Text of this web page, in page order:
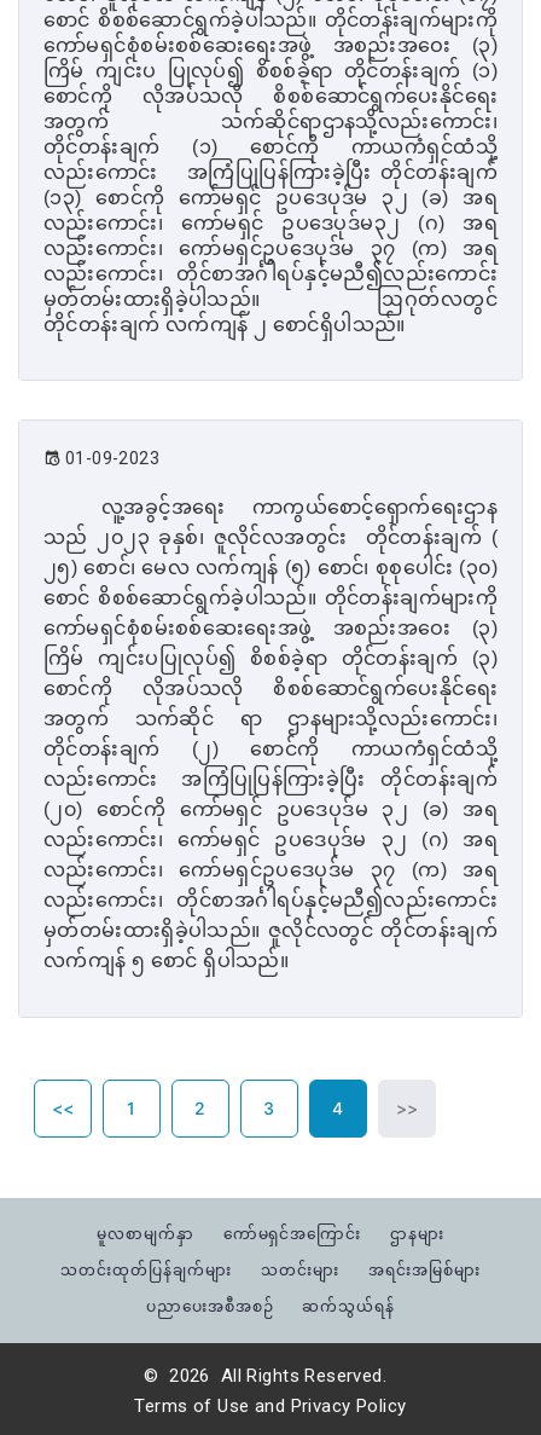
စောင် စိစစ်ဆောင်ရွက်ခဲ့ပါသည်။ တိုင်တန်းချက်များကို
ကော်မရှင်စုံစမ်းစစ်ဆေးရေးအဖွဲ့ အစည်းအဝေး (၃)
ကြိမ် ကျင်းပ ပြုလုပ်၍ စိစစ်ခဲ့ရာ တိုင်တန်းချက် (၁)
စောင်ကို လိုအပ်သလို စိစစ်ဆောင်ရွက်ပေးနိုင်ရေး
အတွက် သက်ဆိုင်ရာဌာနသို့လည်းကောင်း၊
တိုင်တန်းချက် (၁) စောင်ကို ကာယကံရှင်ထံသို့
လည်းကောင်း
အကြံပြုပြန်ကြားခဲ့ပြီး တိုင်တန်းချက်
(၁၃) စောင်ကို ကော်မရှင် ဥပဒေပုဒ်မ ၃၂ (ခ) အရ
လည်းကောင်း၊ ကော်မရှင် ဥပဒေပုဒ်မ၃၂ (ဂ) အရ
လည်းကောင်း၊ ကော်မရှင်ဥပဒေပုဒ်မ ၃၇ (က) အရ
လည်းကောင်း၊ တိုင်စာအင်္ဂါရပ်နှင့်မညီ၍လည်းကောင်း
မှတ်တမ်းထားရှိခဲ့ပါသည်။ ဩဂုတ်လတွင်
တိုင်တန်းချက် လက်ကျန် ၂ စောင်ရှိပါသည်။
01-09-2023
လူ့အခွင့်အရေး ကာကွယ်စောင့်ရှောက်ရေးဌာန
သည် ၂၀၂၃ ခုနှစ်၊ ဇူလိုင်လအတွင်း တိုင်တန်းချက် (
၂၅) စောင်၊ မေလ လက်ကျန် (၅) စောင်၊ စုစုပေါင်း (၃၀)
စောင် စိစစ်ဆောင်ရွက်ခဲ့ပါသည်။ တိုင်တန်းချက်များကို
ကော်မရှင်စုံစမ်းစစ်ဆေးရေးအဖွဲ့ အစည်းအဝေး (၃)
ကြိမ် ကျင်းပပြုလုပ်၍ စိစစ်ခဲ့ရာ တိုင်တန်းချက် (၃)
စောင်ကို လိုအပ်သလို စိစစ်ဆောင်ရွက်ပေးနိုင်ရေး
အတွက် သက်ဆိုင် ရာ ဌာနများသို့လည်းကောင်း၊
တိုင်တန်းချက် (၂) စောင်ကို ကာယကံရှင်ထံသို့
လည်းကောင်း
အကြံပြုပြန်ကြားခဲ့ပြီး
တိုင်တန်းချက်
(၂၀) စောင်ကို ကော်မရှင် ဥပဒေပုဒ်မ ၃၂ (ခ) အရ
လည်းကောင်း၊ ကော်မရှင် ဥပဒေပုဒ်မ ၃၂ (ဂ) အရ
လည်းကောင်း၊ ကော်မရှင်ဥပဒေပုဒ်မ ၃၇ (က) အရ
လည်းကောင်း၊ တိုင်စာအင်္ဂါရပ်နှင့်မညီ၍လည်းကောင်း
မှတ်တမ်းထားရှိခဲ့ပါသည်။ ဇူလိုင်လတွင် တိုင်တန်းချက်
လက်ကျန် ၅ စောင် ရှိပါသည်။
<< 1 2 3 4 >>
မူလစာမျက်နှာ ကော်မရှင်အကြောင်း
ဌာနများ
သတင်းထုတ်ပြန်ချက်များ
သတင်းများ
အရင်းအမြစ်များ
ပညာပေးအစီအစဉ်
ဆက်သွယ်ရန်
© 2026
All Rights Reserved.
Terms of Use and Privacy Policy